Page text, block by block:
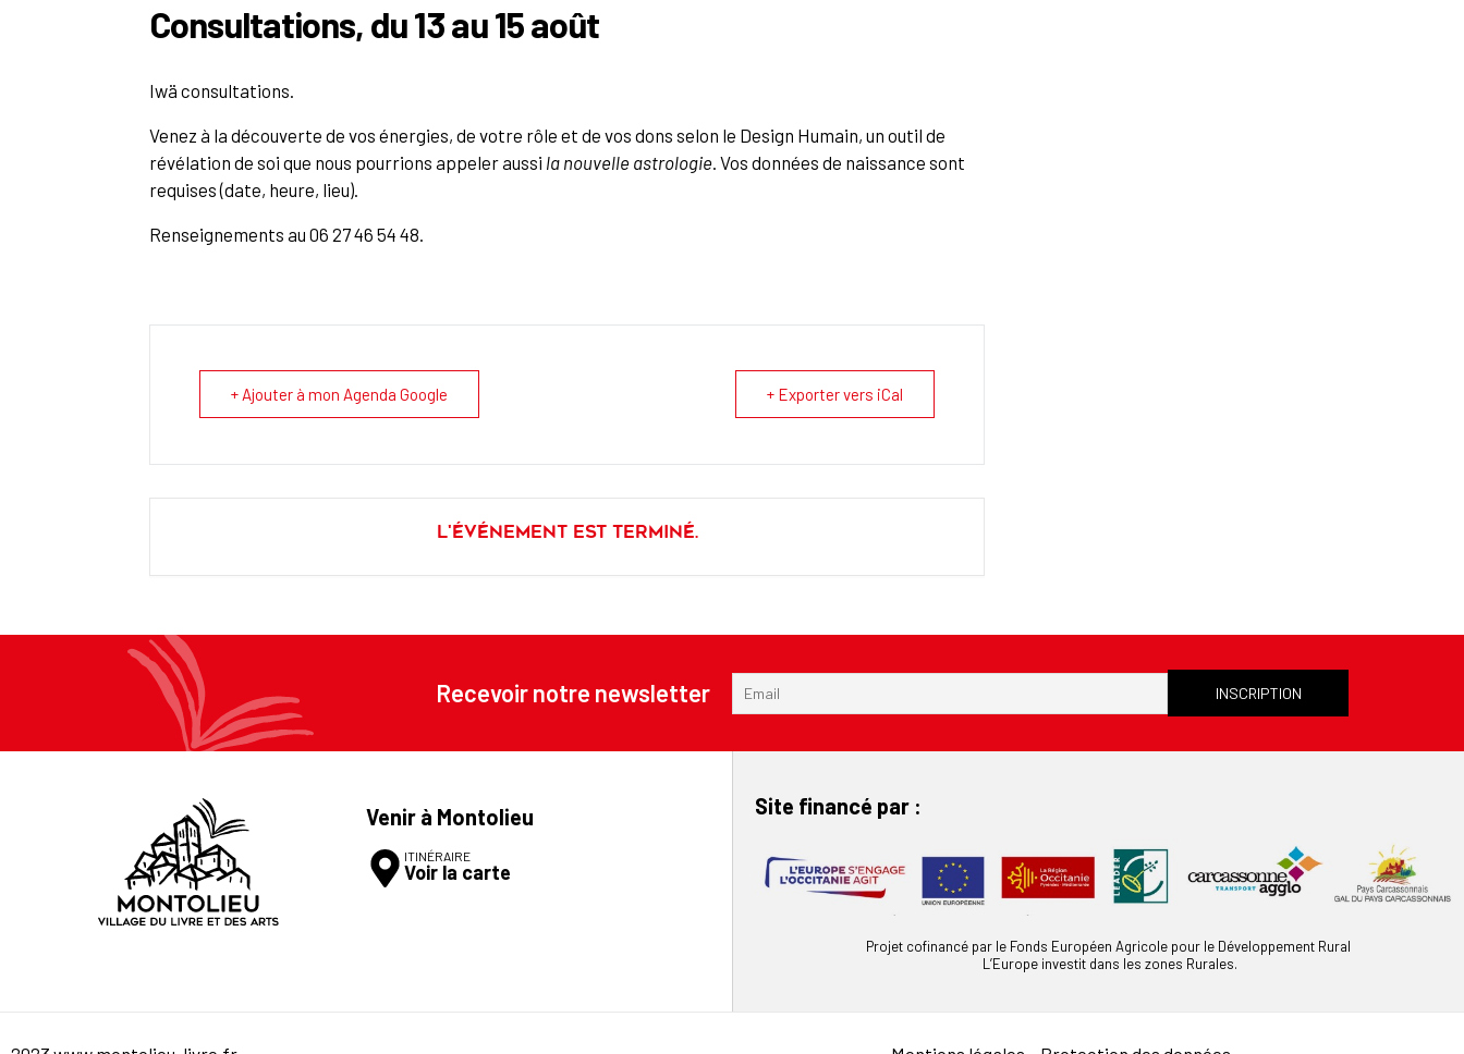
Consultations, du 13 au 15 août
Iwä consultations.
Venez à la découverte de vos énergies, de votre rôle et de vos dons selon le Design Humain, un outil de
révélation de soi que nous pourrions appeler aussi la nouvelle astrologie . Vos données de naissance sont
requises (date, heure, lieu).
Renseignements au 06 27 46 54 48.
+ Ajouter à mon Agenda Google + Exporter vers iCal
L'événement est terminé.
Recevoir notre newsletter
Venir à Montolieu
ITINÉRAIRE
Voir la carte
Site financé par :
Projet cofinancé par le Fonds Européen Agricole pour le Développement Rural
L’Europe investit dans les zones Rurales.